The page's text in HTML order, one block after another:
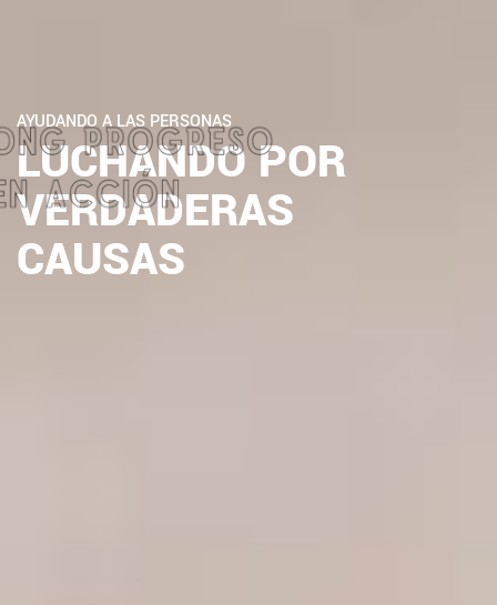
AYUDANDO A LAS PERSONAS
LUCHANDO POR
VERDADERAS
CAUSAS